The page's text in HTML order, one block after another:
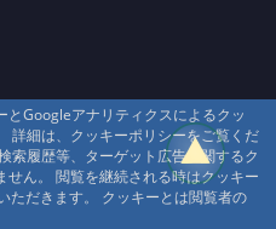
とGoogleアナリティクスによるクッ
詳細は、クッキーポリシーをご覧くだ
索履歴等、ターゲット広告に関するク
せん。 閲覧を継続される時はクッキー
ただきます。 クッキーとは閲覧者の